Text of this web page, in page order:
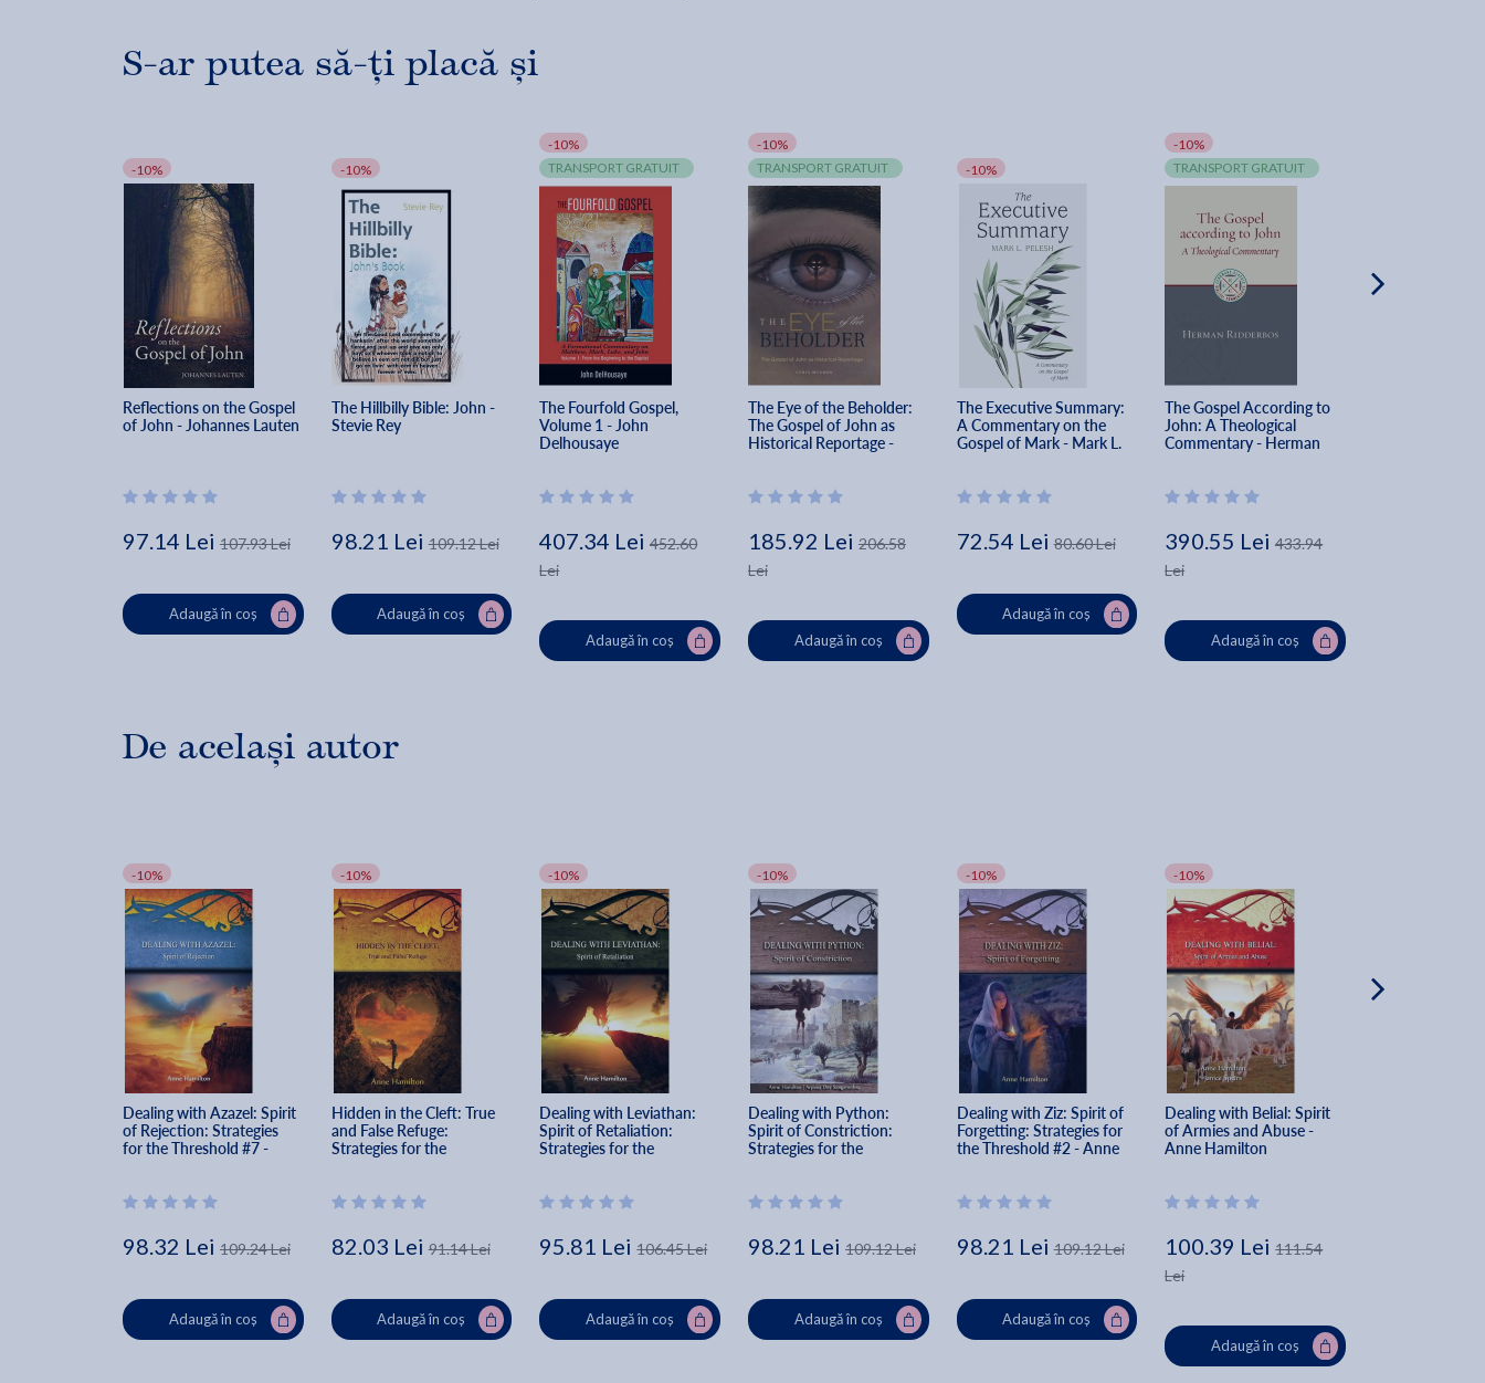
S-ar putea să-ți placă și
-10%
Reflections on the Gospel
of John - Johannes Lauten
97.14 Lei 107.93 Lei
Adaugă în coș
-10%
The Hillbilly Bible: John -
Stevie Rey
98.21 Lei 109.12 Lei
Adaugă în coș
-10%
TRANSPORT GRATUIT
The Fourfold Gospel,
Volume 1 - John
Delhousaye
407.34 Lei 452.60
Lei
Adaugă în coș
-10%
TRANSPORT GRATUIT
The Eye of the Beholder:
The Gospel of John as
Historical Reportage -
185.92 Lei 206.58
Lei
Adaugă în coș
-10%
The Executive Summary:
A Commentary on the
Gospel of Mark - Mark L.
72.54 Lei 80.60 Lei
Adaugă în coș
-10%
TRANSPORT GRATUIT
The Gospel According to
John: A Theological
Commentary - Herman
390.55 Lei 433.94
Lei
Adaugă în coș
De același autor
-10%
Dealing with Azazel: Spirit
of Rejection: Strategies
for the Threshold #7 -
98.32 Lei 109.24 Lei
Adaugă în coș
-10%
Hidden in the Cleft: True
and False Refuge:
Strategies for the
82.03 Lei 91.14 Lei
Adaugă în coș
-10%
Dealing with Leviathan:
Spirit of Retaliation:
Strategies for the
95.81 Lei 106.45 Lei
Adaugă în coș
-10%
Dealing with Python:
Spirit of Constriction:
Strategies for the
98.21 Lei 109.12 Lei
Adaugă în coș
-10%
Dealing with Ziz: Spirit of
Forgetting: Strategies for
the Threshold #2 - Anne
98.21 Lei 109.12 Lei
Adaugă în coș
-10%
Dealing with Belial: Spirit
of Armies and Abuse -
Anne Hamilton
100.39 Lei 111.54
Lei
Adaugă în coș